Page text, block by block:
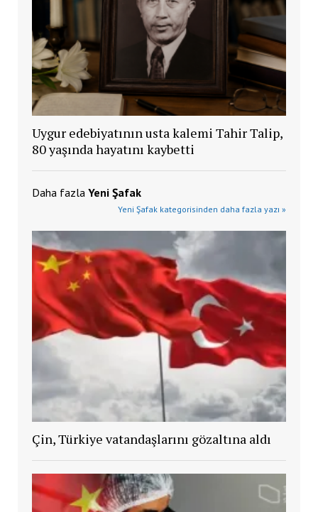
Uygur edebiyatının usta kalemi Tahir Talip,
80 yaşında hayatını kaybetti
Daha fazla Yeni Şafak
Yeni Şafak kategorisinden daha fazla yazı »
Çin, Türkiye vatandaşlarını gözaltına aldı